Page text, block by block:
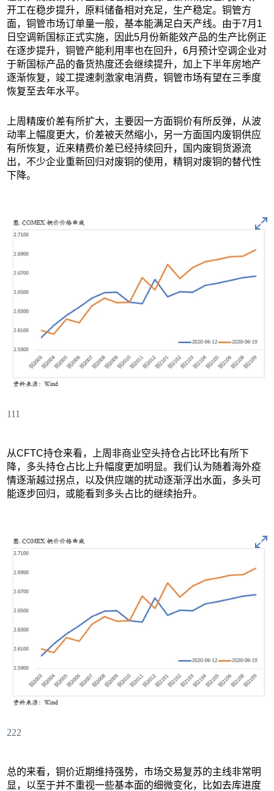
开工在稳步提升，原料储备相对充足，生产稳定。铜管方
面，铜管市场订单量一般，基本能满足白天产线。由于7月1
日空调新国标正式实施，因此5月份新能效产品的生产比例正
在逐步提升，铜管产能利用率也在回升，6月预计空调企业对
于新国标产品的备货热度还会继续提升，加上下半年房地产
逐渐恢复，竣工提速刺激家电消费，铜管市场有望在三季度
恢复至去年水平。
上周精废价差有所扩大，主要因一方面铜价有所反弹，从波
动率上幅度更大，价差被天然缩小，另一方面国内废铜供应
有所恢复，近来精费价差已经持续回升，国内废铜货源流
出，不少企业重新回归对废铜的使用，精铜对废铜的替代性
下降。
111
从CFTC持仓来看，上周非商业空头持仓占比环比有所下
降，多头持仓占比上升幅度更加明显。我们认为随着海外疫
情逐渐越过拐点，以及供应端的扰动逐渐浮出水面，多头可
能逐步回归，或能看到多头占比的继续抬升。
222
总的来看，铜价近期维持强势，市场交易复苏的主线非常明
显，以至于并不重视一些基本面的细微变化，比如去库进度